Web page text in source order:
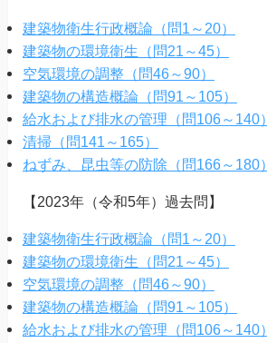
建築物衛生行政概論（問1～20）
建築物の環境衛生（問21～45）
空気環境の調整（問46～90）
建築物の構造概論（問91～105）
給水および排水の管理（問106～140）
清掃（問141～165）
ねずみ、昆虫等の防除（問166～180）
【2023年（令和5年）過去問】
建築物衛生行政概論（問1～20）
建築物の環境衛生（問21～45）
空気環境の調整（問46～90）
建築物の構造概論（問91～105）
給水および排水の管理（問106～140）